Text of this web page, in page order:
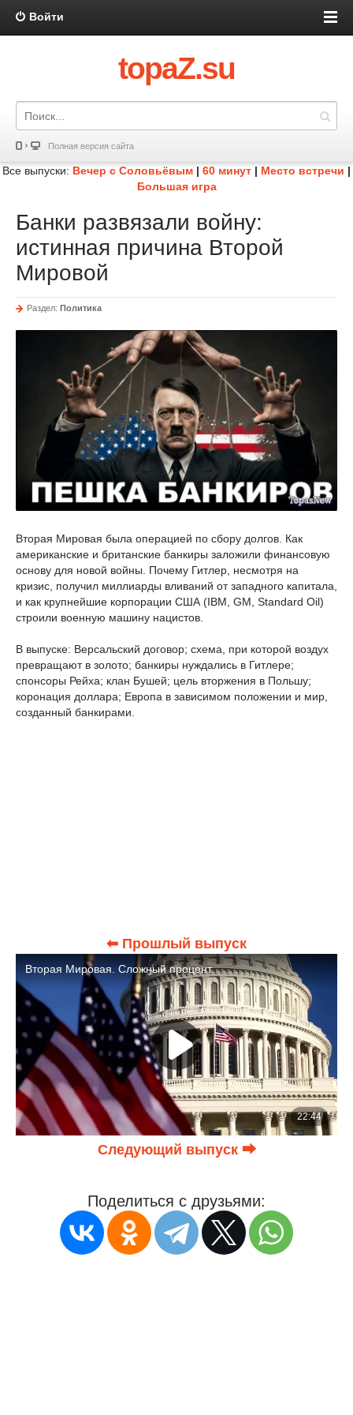
Войти
topaZ.su
Полная версия сайта
Все выпуски: Вечер с Соловьёвым | 60 минут | Место встречи |
Большая игра
Банки развязали войну:
истинная причина Второй
Мировой
Раздел: Политика
Вторая Мировая была операцией по сбору долгов. Как
американские и британские банкиры заложили финансовую
основу для новой войны. Почему Гитлер, несмотря на
кризис, получил миллиарды вливаний от западного капитала,
и как крупнейшие корпорации США (IBM, GM, Standard Oil)
строили военную машину нацистов.
В выпуске: Версальский договор; схема, при которой воздух
превращают в золото; банкиры нуждались в Гитлере;
спонсоры Рейха; клан Бушей; цель вторжения в Польшу;
коронация доллара; Европа в зависимом положении и мир,
созданный банкирами.
⬅ Прошлый выпуск
Следующий выпуск ⮕
Поделиться с друзьями: